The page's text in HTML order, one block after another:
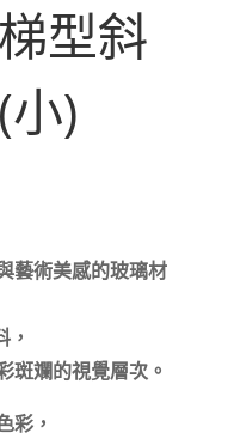
型斜
)
藝術美感的玻璃材
斑斕的視覺層次。
彩，